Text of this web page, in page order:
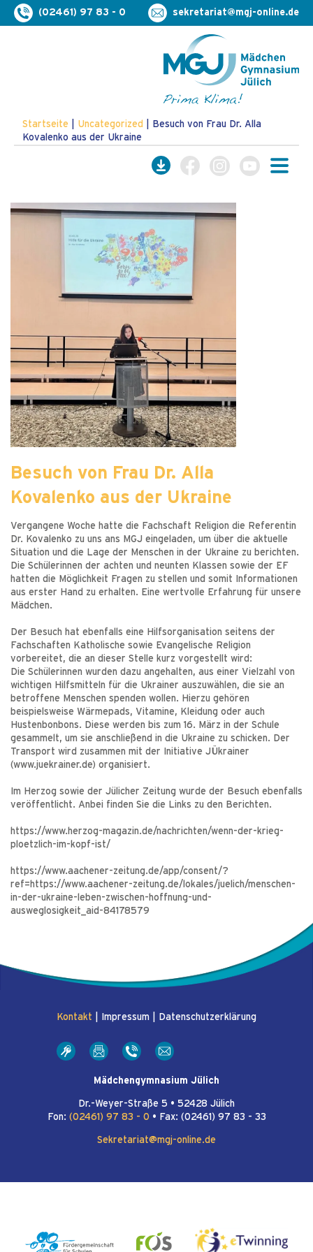
(02461) 97 83 - 0 sekretariat@mgj-online.de
Startseite Uncategorized
Besuch von Frau Dr. Alla
Kovalenko aus der Ukraine
Besuch von Frau Dr. Alla
Kovalenko aus der Ukraine
Vergangene Woche hatte die Fachschaft Religion die Referentin
Dr. Kovalenko zu uns ans MGJ eingeladen, um über die aktuelle
Situation und die Lage der Menschen in der Ukraine zu berichten.
Die Schülerinnen der achten und neunten Klassen sowie der EF
hatten die Möglichkeit Fragen zu stellen und somit Informationen
aus erster Hand zu erhalten. Eine wertvolle Erfahrung für unsere
Mädchen.
Der Besuch hat ebenfalls eine Hilfsorganisation seitens der
Fachschaften Katholische sowie Evangelische Religion
vorbereitet, die an dieser Stelle kurz vorgestellt wird:
Die Schülerinnen wurden dazu angehalten, aus einer Vielzahl von
wichtigen Hilfsmitteln für die Ukrainer auszuwählen, die sie an
betroffene Menschen spenden wollen. Hierzu gehören
beispielsweise Wärmepads, Vitamine, Kleidung oder auch
Hustenbonbons. Diese werden bis zum 16. März in der Schule
gesammelt, um sie anschließend in die Ukraine zu schicken. Der
Transport wird zusammen mit der Initiative JÜkrainer
(www.juekrainer.de) organisiert.
Im Herzog sowie der Jülicher Zeitung wurde der Besuch ebenfalls
veröffentlicht. Anbei finden Sie die Links zu den Berichten.
https://www.herzog-magazin.de/nachrichten/wenn-der-krieg-
ploetzlich-im-kopf-ist/
https://www.aachener-zeitung.de/app/consent/?
ref=https://www.aachener-zeitung.de/lokales/juelich/menschen-
in-der-ukraine-leben-zwischen-hoffnung-und-
ausweglosigkeit_aid-84178579
Kontakt Impressum Datenschutzerklärung
Mädchengymnasium Jülich
Dr.-Weyer-Straße 5 • 52428 Jülich
Fon: (02461) 97 83 - 0 • Fax: (02461) 97 83 - 33
Sekretariat@mgj-online.de